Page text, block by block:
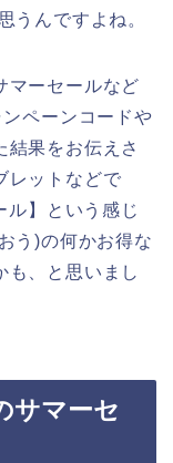
うんですよね。
マーセールなど
ペーンコードや
結果をお伝えさ
レットなどで
ル】という感じ
う)の何かお得な
も、と思いまし
サマーセ